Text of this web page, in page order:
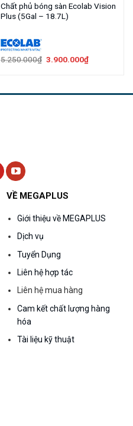
Chất phủ bóng sàn Ecolab Vision
Plus (5Gal – 18.7L)
5.250.000₫ Giá
3.900.000₫Giá
VỀ MEGAPLUS
Giới thiệu về MEGAPLUS
Dịch vụ
Tuyển Dụng
Liên hệ hợp tác
Liên hệ mua hàng
Cam kết chất lượng hàng
hóa
Tài liệu kỹ thuật